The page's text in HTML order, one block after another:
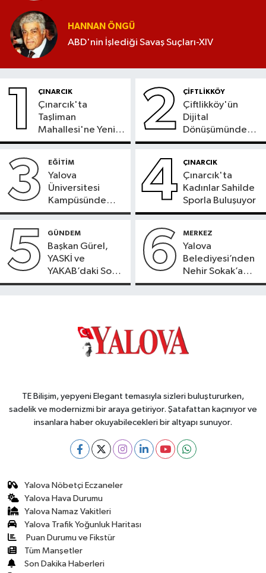
HANNAN ÖNGÜ
ABD'nin İşlediği Savaş Suçları-XIV
1 ÇINARCIK
Çınarcık'ta
Taşliman
Mahallesi'ne Yeni
Ortak ATM
2 ÇİFTLİKKÖY
Çiftlikköy'ün
Dijital
Dönüşümünde
Yeni Dönem
3 EĞİTİM
Yalova
Üniversitesi
Kampüsünde
Doğaya Sülün
4 ÇINARCIK
Çınarcık'ta
Kadınlar Sahilde
Sporla Buluşuyor
5 GÜNDEM
Başkan Gürel,
YASKİ ve
YAKAB’daki Son
Durumu Açıkladı
6 MERKEZ
Yalova
Belediyesi’nden
Nehir Sokak’a
Konforlu Dokunuş
TE Bilişim, yepyeni Elegant temasıyla sizleri buluştururken,
sadelik ve modernizmi bir araya getiriyor. Şatafattan kaçınıyor ve
insanlara haber okuyabilecekleri bir altyapı sunuyor.
Yalova Nöbetçi Eczaneler
Yalova Hava Durumu
Yalova Namaz Vakitleri
Yalova Trafik Yoğunluk Haritası
Puan Durumu ve Fikstür
Tüm Manşetler
Son Dakika Haberleri